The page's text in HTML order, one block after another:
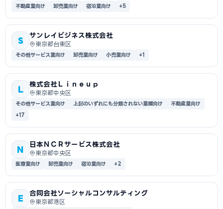
不動産業向け 卸売業向け 宿泊業向け +5
S
サンレイビジネス株式会社
東京都台東区
その他サービス業向け 卸売業向け 小売業向け +1
L
株式会社Ｌｉｎｅｕｐ
東京都中央区
その他サービス業向け 上記のいずれにも分類されない業種向け
不動産業向け
+17
N
日本ＮＣＲサービス株式会社
東京都中央区
医療業向け 卸売業向け 宿泊業向け +2
E
合同会社ソーシャルコンサルティング
東京都港区